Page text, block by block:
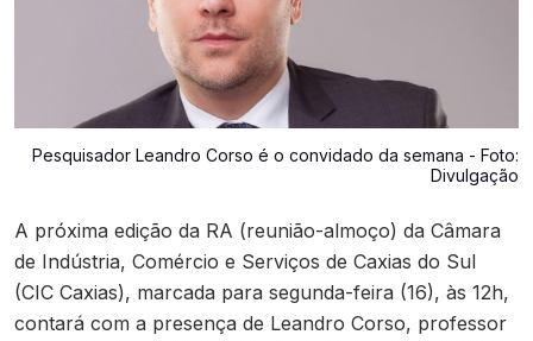
Pesquisador Leandro Corso é o convidado da semana - Foto:
Divulgação
A próxima edição da RA (reunião-almoço) da Câmara
de Indústria, Comércio e Serviços de Caxias do Sul
(CIC Caxias), marcada para segunda-feira (16), às 12h,
contará com a presença de Leandro Corso, professor